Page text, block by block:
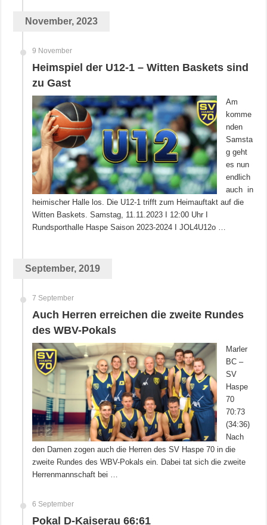
November, 2023
9 November
Heimspiel der U12-1 – Witten Baskets sind
zu Gast
Am
komme
nden
Samsta
g geht
es nun
endlich
auch in
heimischer Halle los. Die U12-1 trifft zum Heimauftakt auf die
Witten Baskets. Samstag, 11.11.2023 I 12:00 Uhr I
Rundsporthalle Haspe Saison 2023-2024 I JOL4U12o …
September, 2019
7 September
Auch Herren erreichen die zweite Rundes
des WBV-Pokals
Marler
BC –
SV
Haspe
70
70:73
(34:36)
Nach
den Damen zogen auch die Herren des SV Haspe 70 in die
zweite Rundes des WBV-Pokals ein. Dabei tat sich die zweite
Herrenmannschaft bei …
6 September
Pokal D-Kaiserau 66:61